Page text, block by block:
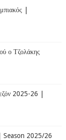
|
ο Τζολάκης
2025-26 |
Season 2025/26